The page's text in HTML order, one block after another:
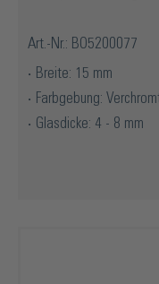
Art.-Nr.: BO5200077
Breite: 15 mm
Farbgebung:
Glasdicke: 4 - 8 mm